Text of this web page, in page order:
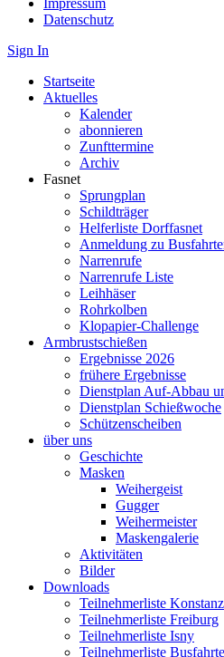
Impressum
Datenschutz
Sign In
Startseite
Aktuelles
Kalender
abonnieren
Zunfttermine
Archiv
Fasnet
Sprungplan
Schildträger
Helferliste Dorffasnet
Anmeldung zu
Narrenrufe
Narrenrufe Liste
Leihhäser
Rohrkolben
Klopapier-Challenge
Armbrustschießen
Ergebnisse 2026
frühere Ergebnisse
Dienstplan Auf-Abbau
Dienstplan Schießwoche
Schützenscheiben
über uns
Geschichte
Masken
Weihergeist
Gugger
Weihermeister
Maskengalerie
Aktivitäten
Bilder
Downloads
Teilnehmerliste Konstanz
Teilnehmerliste Freiburg
Teilnehmerliste Isny
Teilnehmerliste